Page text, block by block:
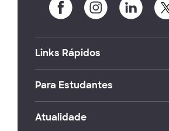
Links Rápidos
Para Estudantes
Atualidade